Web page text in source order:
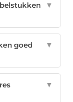
▼
goed
▼
▼